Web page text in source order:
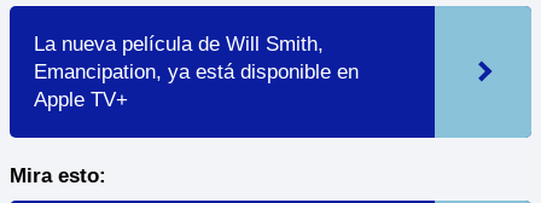
La nueva película de Will Smith,
Emancipation, ya está disponible en
Apple TV+
Mira esto: